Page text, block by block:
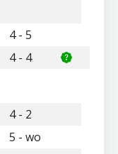
4 - 5
4 - 4
4 - 2
5 - wo